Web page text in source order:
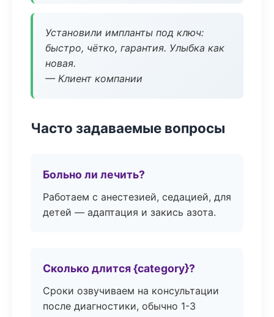
Установили импланты под ключ:
быстро, чётко, гарантия. Улыбка как
новая.
— Клиент компании
Часто задаваемые вопросы
Больно ли лечить?
Работаем с анестезией, седацией, для
детей — адаптация и закись азота.
Сколько длится {category}?
Сроки озвучиваем на консультации
после диагностики, обычно 1-3